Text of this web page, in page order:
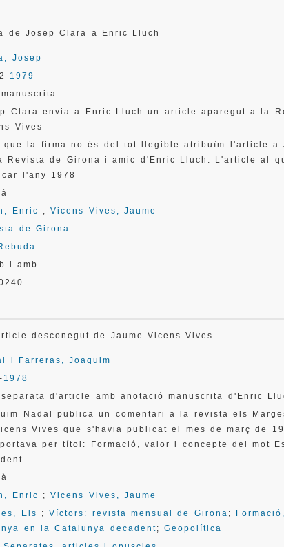
de Josep Clara a Enric Lluch
Josep
1979
Clara envia a Enric Lluch un article aparegut a la
Vives
que la firma no és del tot llegible atribuïm l'article a
Revista de Girona i amic d'Enric Lluch. L'article al
l'any 1978
Enric ;Vicens Vives, Jaume
de Girona
i amb
desconegut de Jaume Vicens Vives
i Farreras, Joaquim
1978
d'article amb anotació manuscrita d'Enric
Nadal publica un comentari a la revista els
Vives que s'havia publicat el mes de març de
per títol: Formació, valor i concepte del mot
Enric ;Vicens Vives, Jaume
Els ;Víctors: revista mensual de Girona ;
en la Catalunya decadent; Geopolítica